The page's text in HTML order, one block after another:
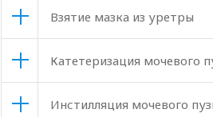
Взятие мазка из уретры
Катетеризация мочевого
Инстилляция мочевого